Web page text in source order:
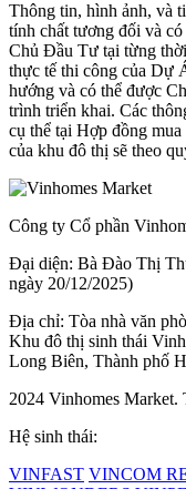
Thông tin, hình ảnh, và
tính chất tương đối và
Chủ Đầu Tư tại từng
thực tế thi công của Dự
hướng và có thể được
trình triển khai. Các
cụ thể tại Hợp đồng
của khu đô thị sẽ theo
Công ty Cổ phần
Đại diện: Bà Đào Thị
ngày 20/12/2025)
Địa chỉ: Tòa nhà văn
Khu đô thị sinh thái
Long Biên, Thành phố
2024 Vinhomes Market.
Hệ sinh thái:
VINFAST VINCOM